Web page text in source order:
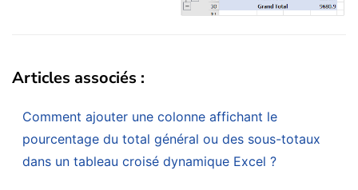
Articles associés :
Comment ajouter une colonne affichant le
pourcentage du total général ou des sous-totaux
dans un tableau croisé dynamique Excel ?